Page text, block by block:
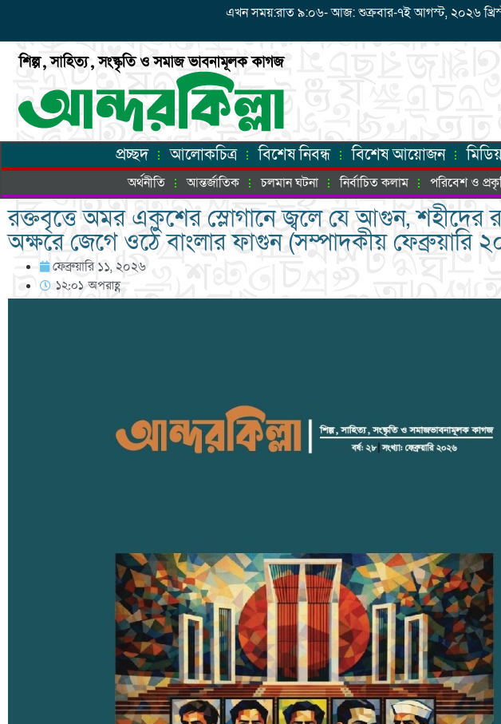
এখন সময়:রাত ৯:০৬- আজ: শুক্রবার-৭ই আগস্ট, ২০২৬
প্রচ্ছদ আলোকচিত্র বিশেষ নিবন্ধ বিশেষ আয়োজন
অর্থনীতি আন্তর্জাতিক চলমান ঘটনা নির্বাচিত কলাম পরিবেশ ও
রক্তবৃত্তে অমর একুশের স্লোগানে জ্বলে যে আগুন, শহীদের
অক্ষরে জেগে ওঠে বাংলার ফাগুন (সম্পাদকীয় ফেব্রুয়ারি
ফেব্রুয়ারি ১১, ২০২৬
১২:০১ অপরাহ্ণ